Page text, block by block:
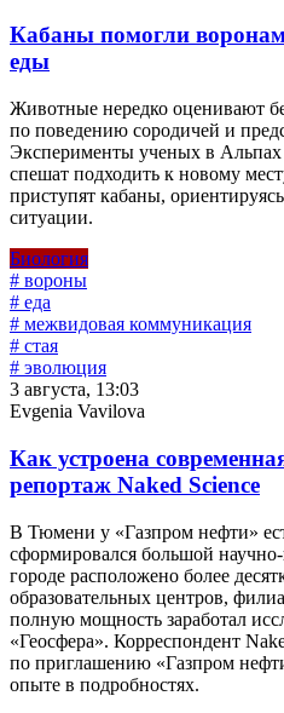
Кабаны помогли воронам
еды
Животные нередко оценивают
по поведению сородичей и
Эксперименты ученых в Альпах
спешат подходить к новому
приступят кабаны,
ситуации.
Биология
# вороны
# еда
# межвидовая коммуникация
# стая
# эволюция
3 августа, 13:03
Evgenia Vavilova
Как устроена
репортаж Naked Science
В Тюмени у «Газпром нефти»
сформировался большой
городе расположено более
образовательных центров,
полную мощность заработал
«Геосфера». Корреспондент
по приглашению «Газпром
опыте в подробностях.